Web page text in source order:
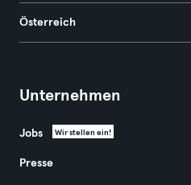
Österreich
Unternehmen
Jobs Wir stellen ein!
Presse